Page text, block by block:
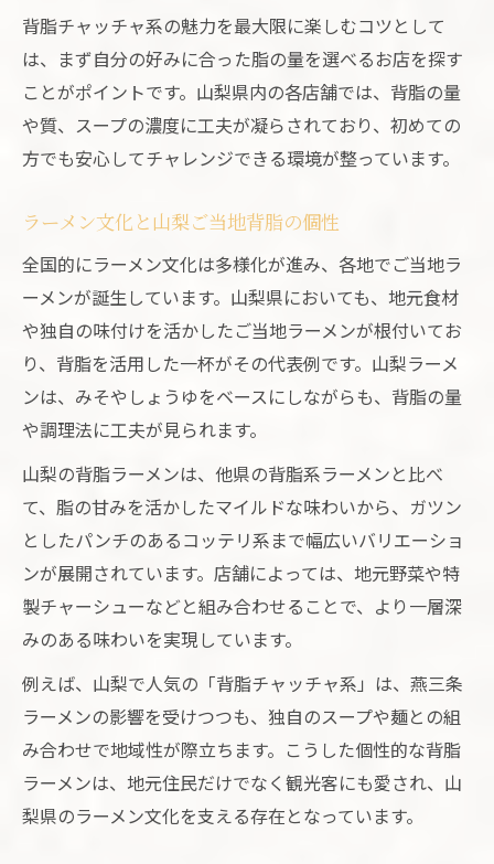
験
山梨背脂ラーメン巡りで味の旅に出よう
燕三条風山梨ラーメンの魅力発見ルート
山梨ラーメンで楽しむご当地脂体験
山梨ラーメンで味わう脂のご当地体験
山梨ラーメンの脂で新発見グルメ体験
山梨ラーメン脂の楽しみ方と注意点まとめ
奥深いラーメン脂文化の楽しみ方解説
山梨ラーメン脂文化を深く味わう秘訣とは
背脂チャッチャ系山梨ラーメン文化の魅力
山梨ラーメン脂文化の歴史と進化を探る
山梨ラーメン脂文化の楽しみ方と最新事情
山梨ラーメンの脂文化を知る食べ歩き術
背脂チャッチャ系の魅力を最大限に楽しむコツとして
は、まず自分の好みに合った脂の量を選べるお店を探す
ことがポイントです。山梨県内の各店舗では、背脂の量
や質、スープの濃度に工夫が凝らされており、初めての
方でも安心してチャレンジできる環境が整っています。
ラーメン文化と山梨ご当地背脂の個性
全国的にラーメン文化は多様化が進み、各地でご当地ラ
ーメンが誕生しています。山梨県においても、地元食材
や独自の味付けを活かしたご当地ラーメンが根付いてお
り、背脂を活用した一杯がその代表例です。山梨ラーメ
ンは、みそやしょうゆをベースにしながらも、背脂の量
や調理法に工夫が見られます。
山梨の背脂ラーメンは、他県の背脂系ラーメンと比べ
て、脂の甘みを活かしたマイルドな味わいから、ガツン
としたパンチのあるコッテリ系まで幅広いバリエーショ
ンが展開されています。店舗によっては、地元野菜や特
製チャーシューなどと組み合わせることで、より一層深
みのある味わいを実現しています。
例えば、山梨で人気の「背脂チャッチャ系」は、燕三条
ラーメンの影響を受けつつも、独自のスープや麺との組
み合わせで地域性が際立ちます。こうした個性的な背脂
ラーメンは、地元住民だけでなく観光客にも愛され、山
梨県のラーメン文化を支える存在となっています。